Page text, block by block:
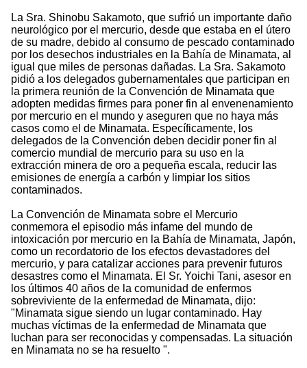
La Sra. Shinobu Sakamoto, que sufrió un importante daño
neurológico por el mercurio, desde que estaba en el útero
de su madre, debido al consumo de pescado contaminado
por los desechos industriales en la Bahía de Minamata, al
igual que miles de personas dañadas. La Sra. Sakamoto
pidió a los delegados gubernamentales que participan en
la primera reunión de la Convención de Minamata que
adopten medidas firmes para poner fin al envenenamiento
por mercurio en el mundo y aseguren que no haya más
casos como el de Minamata. Específicamente, los
delegados de la Convención deben decidir poner fin al
comercio mundial de mercurio para su uso en la
extracción minera de oro a pequeña escala, reducir las
emisiones de energía a carbón y limpiar los sitios
contaminados.
La Convención de Minamata sobre el Mercurio
conmemora el episodio más infame del mundo de
intoxicación por mercurio en la Bahía de Minamata, Japón,
como un recordatorio de los efectos devastadores del
mercurio, y para catalizar acciones para prevenir futuros
desastres como el Minamata. El Sr. Yoichi Tani, asesor en
los últimos 40 años de la comunidad de enfermos
sobreviviente de la enfermedad de Minamata, dijo:
"Minamata sigue siendo un lugar contaminado. Hay
muchas víctimas de la enfermedad de Minamata que
luchan para ser reconocidas y compensadas. La situación
en Minamata no se ha resuelto ".